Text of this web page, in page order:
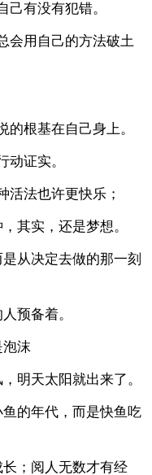
己有没有犯错。
会用自己的方法破土
的根基在自己身上。
动证实。
活法也许更快乐；
其实，还是梦想。
从决定去做的那一刻
预备着。
泡沫
明天太阳就出来了。
的年代，而是快鱼吃
；阅人无数才有经